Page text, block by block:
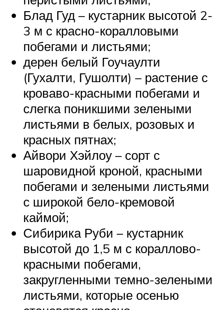
Блад Гуд – кустарник высотой 2-
3 м с красно-коралловыми
побегами и листьями;
дерен белый Гоучаулти
(Гухалти, Гушолти) – растение с
кроваво-красными побегами и
слегка поникшими зелеными
листьями в белых, розовых и
красных пятнах;
Айвори Хэйлоу – сорт с
шаровидной кроной, красными
побегами и зелеными листьями
с широкой бело-кремовой
каймой;
Сибирика Руби – кустарник
высотой до 1,5 м с кораллово-
красными побегами,
закругленными темно-зелеными
листьями, которые осенью